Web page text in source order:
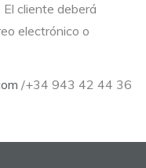
cliente deberá
electrónico o
/+34 943 42 44 36